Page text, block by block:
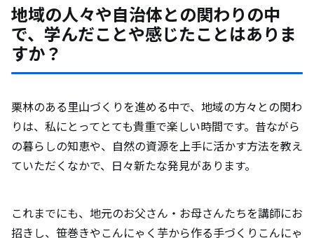
地域の人々や自治体との関わりの中
で、学んだことや感じたことはありま
すか？
栗林のある里山づくりを進める中で、地域の方々との関わ
りは、私にとってとても貴重で楽しい時間です。昔ながら
の暮らしの知恵や、自然の資源を上手に活かす方法を教え
ていただくなかで、日々新たな発見があります。
これまでにも、地元のお父さん・お母さんたちを講師にお
招きし、笹巻きやこんにゃく芋から作る手づくりこんにゃ